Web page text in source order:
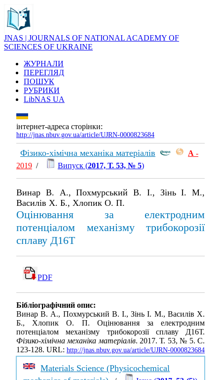
JNAS | JOURNALS OF NATIONAL ACADEMY OF
SCIENCES OF UKRAINE
ЖУРНАЛИ
ПЕРЕГЛЯД
ПОШУК
РУБРИКИ
LibNAS UA
інтернет-адреса сторінки:
http://jnas.nbuv.gov.ua/article/UJRN-0000823684
Фізико-хімічна механіка матеріалів А -
2019 / Випуск (2017, Т. 53, № 5)
Винар В. А., Похмурський В. І., Зінь І. М.,
Василів Х. Б., Хлопик О. П.
Оцінювання за електродним
потенціалом механізму трибокорозії
сплаву Д16Т
PDF
Бібліографічний опис:
Винар В. А., Похмурський В. І., Зінь І. М., Василів Х.
Б., Хлопик О. П. Оцінювання за електродним
потенціалом механізму трибокорозії сплаву Д16Т.
Фізико-хімічна механіка матеріалів. 2017. Т. 53, № 5. С.
123-128. URL: http://jnas.nbuv.gov.ua/article/UJRN-0000823684
Materials Science (Physicochemical